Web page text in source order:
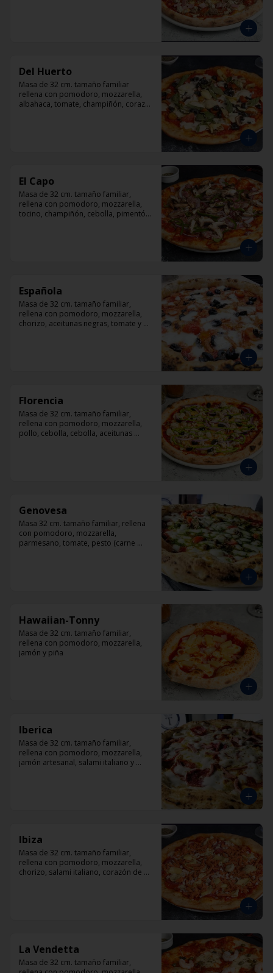
Del Huerto
Masa de 32 cm. tamaño familiar
rellena con pomodoro, mozzarella,
albahaca, tomate, champiñón, corazón
El Capo
Masa de 32 cm. tamaño familiar,
rellena con pomodoro, mozzarella,
tocino, champiñón, cebolla, pimentón,
Española
Masa de 32 cm. tamaño familiar,
rellena con pomodoro, mozzarella,
chorizo, aceitunas negras, tomate y
Florencia
Masa de 32 cm. tamaño familiar,
rellena con pomodoro, mozzarella,
pollo, cebolla, cebolla, aceitunas
Genovesa
Masa 32 cm. tamaño familiar, rellena
con pomodoro, mozzarella,
parmesano, tomate, pesto (carne
Hawaiian-Tonny
Masa de 32 cm. tamaño familiar,
rellena con pomodoro, mozzarella,
jamón y piña
Iberica
Masa de 32 cm. tamaño familiar,
rellena con pomodoro, mozzarella,
jamón artesanal, salami italiano y
Ibiza
Masa de 32 cm. tamaño familiar,
rellena con pomodoro, mozzarella,
chorizo, salami italiano, corazón de
La Vendetta
Masa de 32 cm. tamaño familiar,